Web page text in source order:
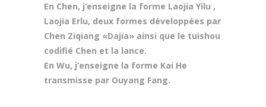
En Chen, j’enseigne la forme Laojia Yilu ,
Laojia Erlu, deux formes développées par
Chen Ziqiang «Dajia» ainsi que le tuishou
codifié Chen et la lance.
En Wu, j’enseigne la forme Kai He
transmisse par Ouyang Fang.